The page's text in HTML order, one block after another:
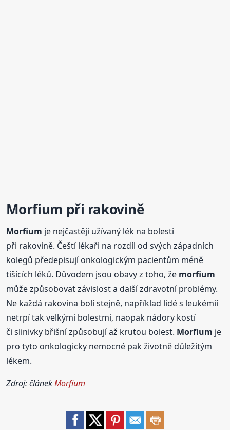
Morfium při rakovině
Morfium je nejčastěji užívaný lék na bolesti
při rakovině. Čeští lékaři na rozdíl od svých západních
kolegů předepisují onkologickým pacientům méně
tišících léků. Důvodem jsou obavy z toho, že morfium
může způsobovat závislost a další zdravotní problémy.
Ne každá rakovina bolí stejně, například lidé s leukémií
netrpí tak velkými bolestmi, naopak nádory kostí
či slinivky břišní způsobují až krutou bolest. Morfium je
pro tyto onkologicky nemocné pak životně důležitým
lékem.
Zdroj: článekMorfium